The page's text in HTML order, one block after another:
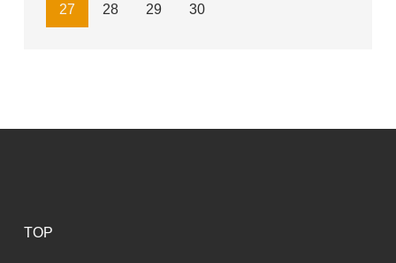
27 28 29 30
TOP